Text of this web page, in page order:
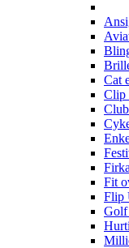
Cat
Clip
Fit
Flip
Golf